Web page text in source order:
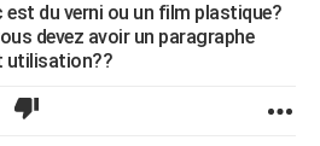
est du verni ou un film plastique?
devez avoir un paragraphe
utilisation??